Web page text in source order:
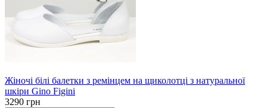
Жіночі білі балетки з ремінцем на щиколотці з натуральної
шкіри Gino Figini
3290 грн